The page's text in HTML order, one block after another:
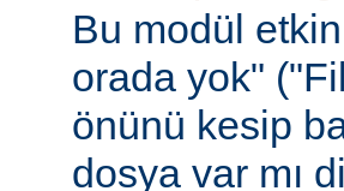
Bu modül etkin
orada yok"
önünü kesip
dosya var mı